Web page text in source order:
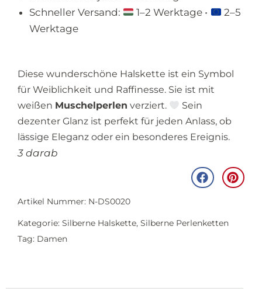
Schneller Versand:
1–2 Werktage •
2–5
Werktage
Diese wunderschöne Halskette ist ein Symbol
für Weiblichkeit und Raffinesse. Sie ist mit
weißen Muschelperlen verziert.
Sein
dezenter Glanz ist perfekt für jeden Anlass, ob
lässige Eleganz oder ein besonderes Ereignis.
3 darab
Artikel Nummer: N-DS0020
Kategorie: Silberne Halskette, Silberne Perlenketten
Tag: Damen